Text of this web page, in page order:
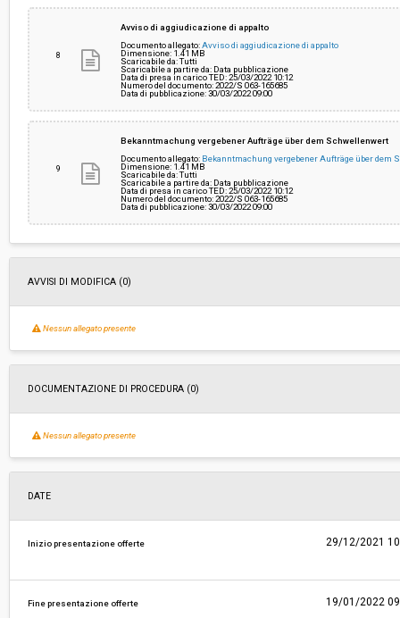
8
Avviso di aggiudicazione di appalto
Documento allegato:Avviso di aggiudicazione di appalto
Dimensione: 1.41 MB
Scaricabile da: Tutti
Scaricabile a partire da: Data pubblicazione
Data di presa in carico TED: 25/03/2022 10:12
Numero del documento: 2022/S 063-165685
Data di pubblicazione: 30/03/2022 09:00
9
Bekanntmachung vergebener Aufträge über dem Schwellenwert
Documento allegato: Bekanntmachung vergebener Aufträge über dem
Dimensione: 1.41 MB
Scaricabile da: Tutti
Scaricabile a partire da: Data pubblicazione
Data di presa in carico TED: 25/03/2022 10:12
Numero del documento: 2022/S 063-165685
Data di pubblicazione: 30/03/2022 09:00
AVVISI DI MODIFICA (0)
Nessun allegato presente
DOCUMENTAZIONE DI PROCEDURA (0)
Nessun allegato presente
DATE
Inizio presentazione offerte 29/12/2021
Fine presentazione offerte 19/01/2022